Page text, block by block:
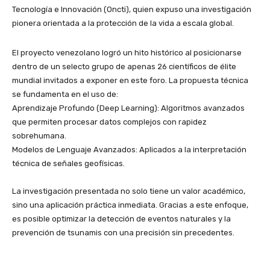
Tecnología e Innovación (Oncti), quien expuso una investigación
pionera orientada a la protección de la vida a escala global.
​El proyecto venezolano logró un hito histórico al posicionarse
dentro de un selecto grupo de apenas 26 científicos de élite
mundial invitados a exponer en este foro. La propuesta técnica
se fundamenta en el uso de:
​Aprendizaje Profundo (Deep Learning): Algoritmos avanzados
que permiten procesar datos complejos con rapidez
sobrehumana.
​Modelos de Lenguaje Avanzados: Aplicados a la interpretación
técnica de señales geofísicas.
​La investigación presentada no solo tiene un valor académico,
sino una aplicación práctica inmediata. Gracias a este enfoque,
es posible optimizar la detección de eventos naturales y la
prevención de tsunamis con una precisión sin precedentes.